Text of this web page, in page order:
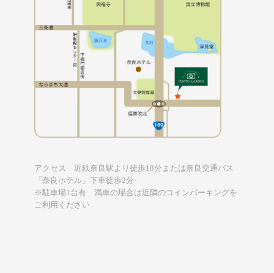
アクセス 近鉄奈良駅より徒歩18分または奈良交通バス
「奈良ホテル」下車徒歩2分
※駐車場1台有 満車の場合は近隣のコインパーキングを
ご利用ください